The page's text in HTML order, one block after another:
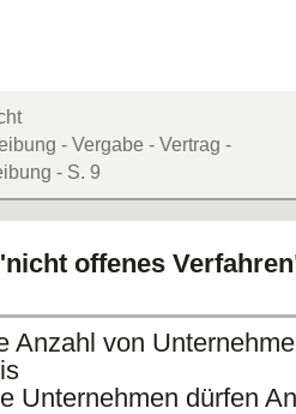
- Vergabe - Vertrag -
- S. 9
offenes
Anzahl von
Unternehmen dürfen